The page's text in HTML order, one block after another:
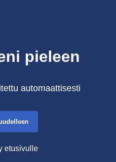
pieleen
automaattisesti
etusivulle